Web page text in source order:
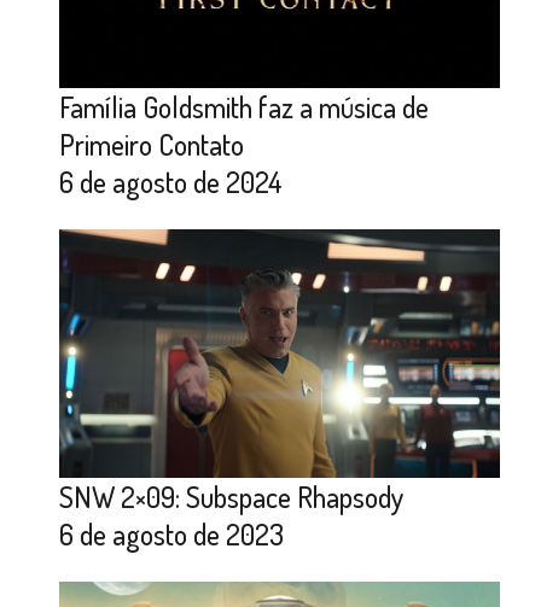
Família Goldsmith faz a música de
Primeiro Contato
6 de agosto de 2024
SNW 2×09: Subspace Rhapsody
6 de agosto de 2023